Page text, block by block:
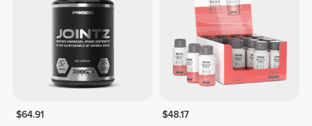
$64.91
$48.17